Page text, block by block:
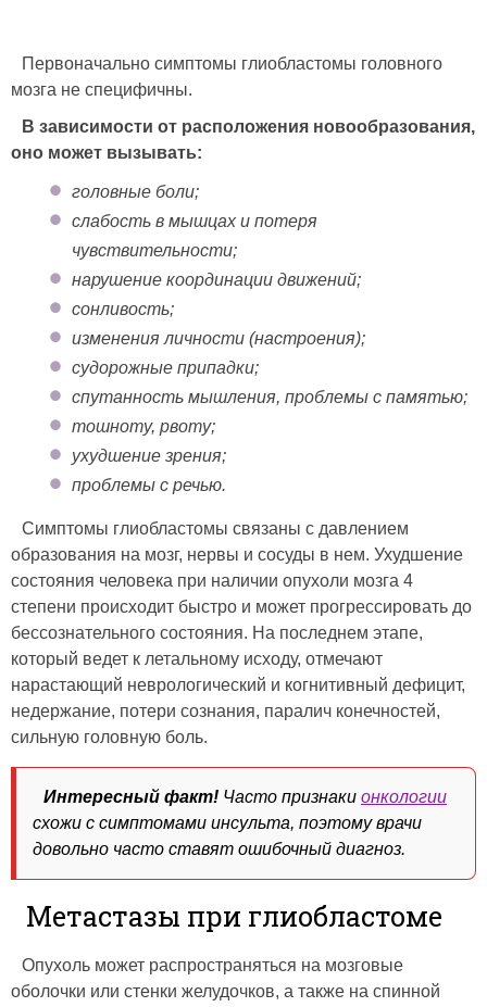
Первоначально симптомы глиобластомы головного
мозга не специфичны.
В зависимости от расположения новообразования,
оно может вызывать:
головные боли;
слабость в мышцах и потеря
чувствительности;
нарушение координации движений;
сонливость;
изменения личности (настроения);
судорожные припадки;
спутанность мышления, проблемы с памятью;
тошноту, рвоту;
ухудшение зрения;
проблемы с речью.
Симптомы глиобластомы связаны с давлением
образования на мозг, нервы и сосуды в нем. Ухудшение
состояния человека при наличии опухоли мозга 4
степени происходит быстро и может прогрессировать до
бессознательного состояния. На последнем этапе,
который ведет к летальному исходу, отмечают
нарастающий неврологический и когнитивный дефицит,
недержание, потери сознания, паралич конечностей,
сильную головную боль.
Интересный факт! Часто признаки онкологии
схожи с симптомами инсульта, поэтому врачи
довольно часто ставят ошибочный диагноз.
Метастазы при глиобластоме
Опухоль может распространяться на мозговые
оболочки или стенки желудочков, а также на спинной